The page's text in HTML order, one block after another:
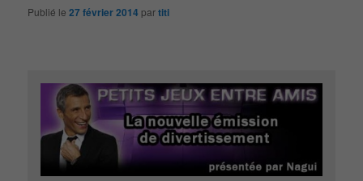
Publié le27 février 2014 partiti